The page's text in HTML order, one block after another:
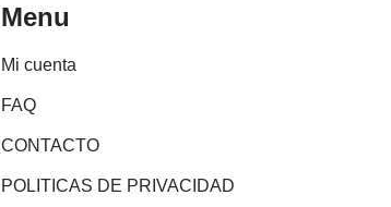
Menu
Mi cuenta
FAQ
CONTACTO
POLITICAS DE PRIVACIDAD